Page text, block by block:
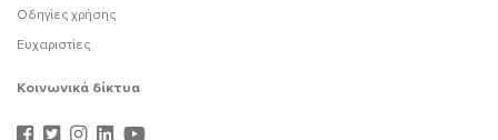
Οδηγίες χρήσης
Ευχαριστίες
Κοινωνικά δίκτυα